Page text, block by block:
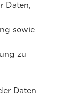
Daten,
sowie
zu
Daten